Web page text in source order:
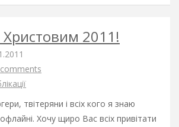
Христовим 2011!
твітеряни і всіх кого я знаю
Хочу щиро Вас всіх привітати